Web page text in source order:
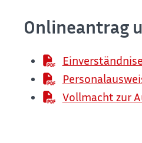
Onlineantrag
Vollmacht zur